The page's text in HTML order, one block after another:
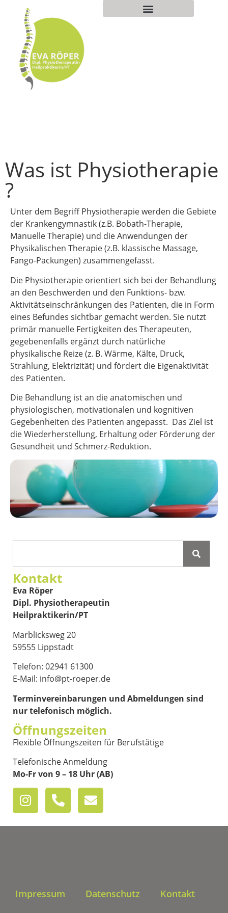
Was ist Physiotherapie
?
Unter dem Begriff Physiotherapie werden die Gebiete
der Krankengymnastik (z.B. Bobath-Therapie,
Manuelle Therapie) und die Anwendungen der
Physikalischen Therapie (z.B. klassische Massage,
Fango-Packungen) zusammengefasst.
Die Physiotherapie orientiert sich bei der Behandlung
an den Beschwerden und den Funktions- bzw.
Aktivitätseinschränkungen des Patienten, die in Form
eines Befundes sichtbar gemacht werden. Sie nutzt
primär manuelle Fertigkeiten des Therapeuten,
gegebenenfalls ergänzt durch natürliche
physikalische Reize (z. B. Wärme, Kälte, Druck,
Strahlung, Elektrizität) und fördert die Eigenaktivität
des Patienten.
Die Behandlung ist an die anatomischen und
physiologischen, motivationalen und kognitiven
Gegebenheiten des Patienten angepasst. Das Ziel ist
die Wiederherstellung, Erhaltung oder Förderung der
Gesundheit und Schmerz-Reduktion.
Kontakt
Eva Röper
Dipl. Physiotherapeutin
Heilpraktikerin/PT
Marblicksweg 20
59555 Lippstadt
Telefon: 02941 61300
E-Mail: info@pt-roeper.de
Terminvereinbarungen und Abmeldungen sind
nur telefonisch möglich.
Öffnungszeiten
Flexible Öffnungszeiten für Berufstätige
Telefonische Anmeldung
Mo-Fr von 9 – 18 Uhr (AB)
Impressum Datenschutz Kontakt